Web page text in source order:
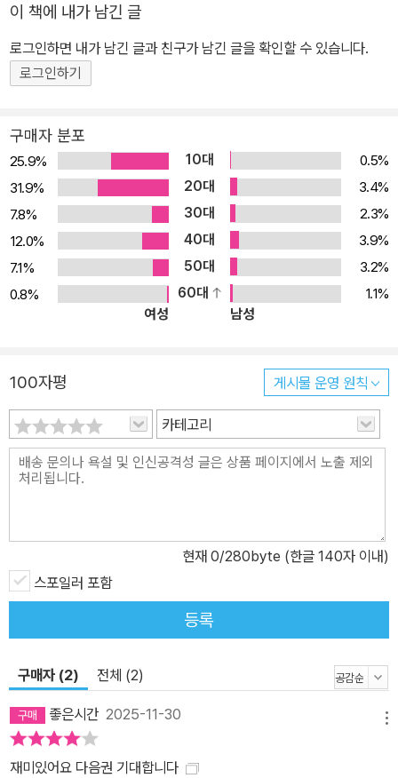
이 책에 내가 남긴 글
로그인하면 내가 남긴 글과 친구가 남긴 글을 확인할 수 있습니다.
로그인하기
구매자 분포
25.9% 10대
0.5%
31.9%
20대
3.4%
7.8%
30대
2.3%
12.0%
40대
3.9%
7.1%
50대
3.2%
0.8%
60대
1.1%
여성
남성
100자평 게시물 운영 원칙
카테고리
현재 0/280byte (한글 140자 이내)
스포일러 포함
등록
구매자 (2) 전체 (2)
좋은시간 2025-11-30
재미있어요 다음권 기대합니다